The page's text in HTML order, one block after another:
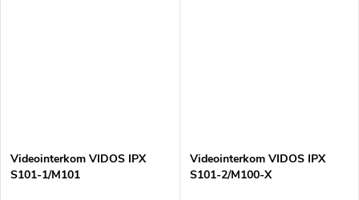
Videointerkom VIDOS IPX
S101-1/M101
Videointerkom VIDOS IPX
S101-2/M100-X